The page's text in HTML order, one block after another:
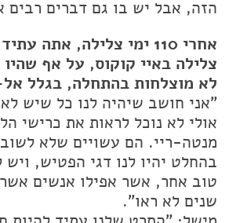
הזה, אבל יש בו גם דברים רבים
אחרי 110 ימי צלילה, אתה
צלילה באיי קוקוס, על אף
לא מוצלחות בהתחלה, בגלל אל-
"אני חושב שיהיה לנו כל שיש
אולי לא נוכל לראות את כרישי
מנטה-ריי. הם עשויים שלא
בהחלט יהיו לנו דגי הפטיש, ויש
טוב אחר, אשר אפילו אנשים
שנים לא ראו".